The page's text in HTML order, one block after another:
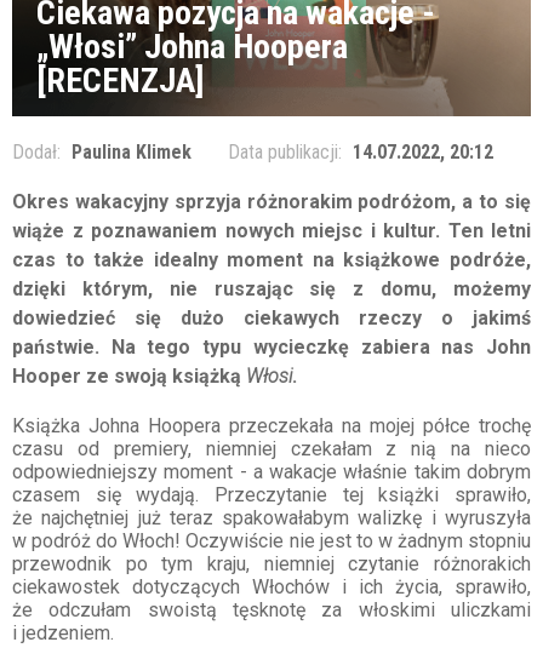
Ciekawa pozycja na wakacje -
„Włosi” Johna Hoopera
[RECENZJA]
Dodał: Paulina Klimek Data publikacji: 14.07.2022, 20:12
Okres wakacyjny sprzyja różnorakim podróżom, a to się
wiąże z poznawaniem nowych miejsc i kultur. Ten letni
czas to także idealny moment na książkowe podróże,
dzięki którym, nie ruszając się z domu, możemy
dowiedzieć się dużo ciekawych rzeczy o jakimś
państwie. Na tego typu wycieczkę zabiera nas John
Hooper ze swoją książką Włosi.
Książka Johna Hoopera przeczekała na mojej półce trochę
czasu od premiery, niemniej czekałam z nią na nieco
odpowiedniejszy moment - a wakacje właśnie takim dobrym
czasem się wydają. Przeczytanie tej książki sprawiło,
że najchętniej już teraz spakowałabym walizkę i wyruszyła
w podróż do Włoch! Oczywiście nie jest to w żadnym stopniu
przewodnik po tym kraju, niemniej czytanie różnorakich
ciekawostek dotyczących Włochów i ich życia, sprawiło,
że odczułam swoistą tęsknotę za włoskimi uliczkami
i jedzeniem.